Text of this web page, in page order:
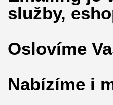
služby,
Oslovíme
Nabízíme i